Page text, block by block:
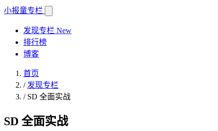
小报童专栏
发现专栏 New
排行榜
博客
首页
/ 发现专栏
/ SD 全面实战
SD 全面实战